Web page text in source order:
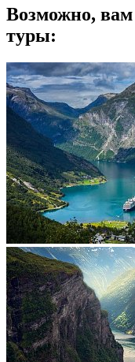
Возможно, вам
туры: